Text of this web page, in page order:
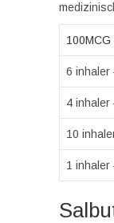
100MCG
6 inhaler
4 inhaler
10
1 inhaler